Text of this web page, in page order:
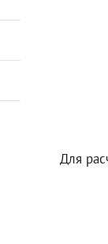
Для